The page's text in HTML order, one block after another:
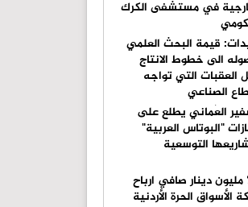
في مستشفى الكرك
قيمة البحث العلمي
الى خطوط الانتاج
العقبات التي تواجه
الصناعي
العُماني يطلع على
"البوتاس العربية"
التوسعية
٧.٤ مليون دينار صافي ارباح
الأسواق الحرة الأردنية